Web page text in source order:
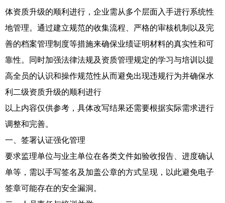
体资质升级的顺利进行，企业需从多个层面入手进行系统性
地管理。通过建立规范的收集流程、严格的审核机制以及完
善的档案管理制度等措施来确保业绩证明材料的真实性和可
靠性。同时加强法律法规及资质管理规定的学习与培训以提
高全员的认识和操作规范性从而避免出现违规行为并确保水
利二级资质升级的顺利进行
以上内容仅供参考，具体改写结果还需要根据实际需求进行
调整和完善。
一、签署认证强化管理
要求监理单位与业主单位在各类文件如验收报告、进度确认
单等，需以手写签名及加盖公章的方式呈现，以此避免电子
签章可能存在的安全漏洞。